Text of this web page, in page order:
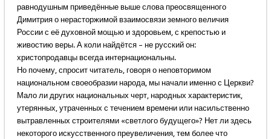
равнодушным приведённые выше слова преосвященного
Димитрия о нерасторжимой взаимосвязи земного величия
России с её духовной мощью и здоровьем, с крепостью и
живостию веры. А коли найдётся – не русский он:
христопродавцы всегда интернациональны.
Но почему, спросит читатель, говоря о неповторимом
национальном своеобразии народа, мы начали именно с Церкви?
Мало ли других национальных черт, народных характеристик,
утерянных, утраченных с течением времени или насильственно
вытравленных строителями «светлого будущего»? Нет ли здесь
некоторого искусственного преувеличения, тем более что